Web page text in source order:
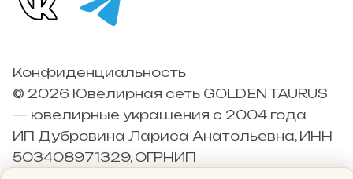
Конфиденциальность
© 2026 Ювелирная сеть GOLDEN TAURUS
— ювелирные украшения с 2004 года
ИП Дубровина Лариса Анатольевна, ИНН
503408971329, ОГРНИП